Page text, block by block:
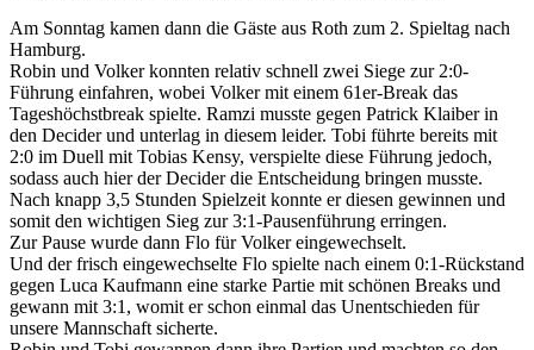
Am Sonntag kamen dann die Gäste aus Roth zum 2. Spieltag nach
Hamburg.
Robin und Volker konnten relativ schnell zwei Siege zur 2:0-
Führung einfahren, wobei Volker mit einem 61er-Break das
Tageshöchstbreak spielte. Ramzi musste gegen Patrick Klaiber in
den Decider und unterlag in diesem leider. Tobi führte bereits mit
2:0 im Duell mit Tobias Kensy, verspielte diese Führung jedoch,
sodass auch hier der Decider die Entscheidung bringen musste.
Nach knapp 3,5 Stunden Spielzeit konnte er diesen gewinnen und
somit den wichtigen Sieg zur 3:1-Pausenführung erringen.
Zur Pause wurde dann Flo für Volker eingewechselt.
Und der frisch eingewechselte Flo spielte nach einem 0:1-Rückstand
gegen Luca Kaufmann eine starke Partie mit schönen Breaks und
gewann mit 3:1, womit er schon einmal das Unentschieden für
unsere Mannschaft sicherte.